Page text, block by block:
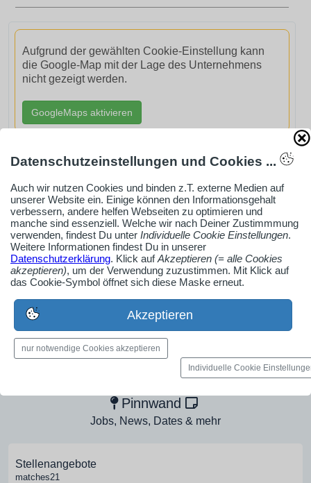
Aufgrund der gewählten Cookie-Einstellung kann
die Google-Map mit der Lage des Unternehmens
nicht gezeigt werden.
GoogleMaps aktivieren
AdSense smARTe inArticle-Anzeige aktivieren
Ob Solo-Selbsständiger, Handwerksbetrieb oder
Industrieunternehmen
Erstelle jetzt ein gratis Firmenprofil für dein Unternehmen:
jetzt registrieren
Medien-Galerie
Bilder, PDFs, Audio, Video
Pinnwand
Jobs, News, Dates & mehr
Stellenangebote
matches21
Datenschutzeinstellungen und Cookies ...
Auch wir nutzen Cookies und binden z.T. externe Medien auf
unserer Website ein. Einige können den Informationsgehalt
verbessern, andere helfen Webseiten zu optimieren und
manche sind essenziell. Welche wir nach Deiner Zustimmmung
verwenden, findest Du unter Individuelle Cookie Einstellungen.
Weitere Informationen findest Du in unserer
Datenschutzerklärung. Klick aufAkzeptieren (= alle Cookies
akzeptieren), um der Verwendung zuzustimmen. Mit Klick auf
das Cookie-Symbol öffnet sich diese Maske erneut.
Akzeptieren
nur notwendige Cookies akzeptieren
Individuelle Cookie